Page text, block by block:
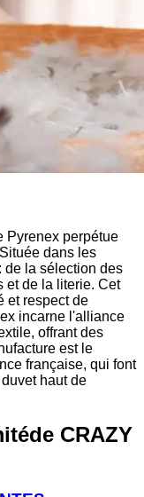
Pyrenex perpétue
dans les
de la sélection des
et de la literie. Cet
et respect de
incarne l'alliance
offrant des
est le
française, qui font
haut de
de CRAZY